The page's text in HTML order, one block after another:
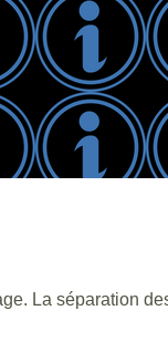
La séparation